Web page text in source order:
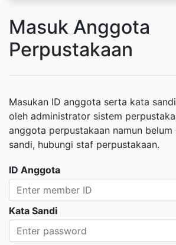
Masuk Anggota
Perpustakaan
Masukan ID anggota serta kata
oleh administrator sistem
anggota perpustakaan namun
sandi, hubungi staf perpustakaan.
ID Anggota
Kata Sandi